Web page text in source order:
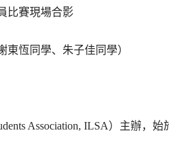
比賽現場合影
東恆同學、朱子佳同學）
Association, ILSA）主辦，